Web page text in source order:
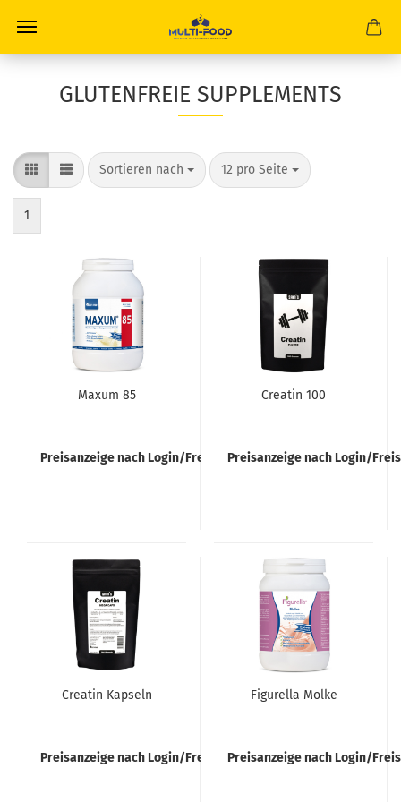
GLUTENFREIE SUPPLEMENTS
Sortieren nach
Sortieren nach 12 pro Seite
pro Seite
1
Maxum 85
Preisanzeige nach Login/Freischaltung
Creatin 100
Preisanzeige nach Login/
Creatin Kapseln
Preisanzeige nach Login/Freischaltung
Figurella Molke
Preisanzeige nach Login/